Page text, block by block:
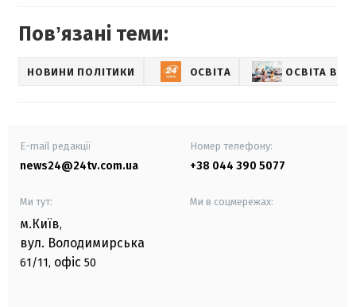
Повʼязані теми:
НОВИНИ ПОЛІТИКИ ОСВІТА ОСВІТА В
E-mail редакції
news24@24tv.com.ua
Номер телефону:
+38 044 390 5077
Ми тут:
м.Київ,
вул. Володимирська
61/11, офіс 50
Ми в соцмережах: